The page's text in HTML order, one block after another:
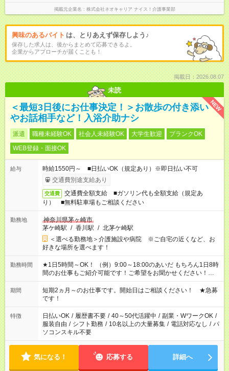
掲載元企業名 株式会社ネオキャリア ナイス！介護事業部
興味のあるバイト は、とりあえず保存しよう♪
保存した求人は、後からまとめて応募できるよ。
企業からアプローチが届くことも！
掲載日：2026.08.07
未読
NEW
＜最短3日後にお仕事決定！＞お散歩の付き添い
やお話相手など！入浴介助ナシ
派遣 職種未経験OK 社会人未経験OK 大学生歓迎
ブランクOK
WEB登録・面接OK
給与
時給1550円～ ■日払いOK（規定あり）※即日払い不可
交通費別途支給あり
交通費
交通費全額支給 ■ガソリン代も全額支給（規定あ
り） ■無料駐車場もご相談ください
勤務地
神奈川県茅ヶ崎市
茅ケ崎駅 / 香川駅 / 北茅ケ崎駅
＜選べる勤務地＞介護施設や病院 ※ご自宅の近くなど、お
好きな場所を選べます！
勤務時間
★1日5時間～OK！ （例）9:00～18:00のあいだ もちろん1日8時
間のお仕事もご紹介可能です！ご希望をお聞かせください！★家
庭の都合でお休みが必要な場合も遠慮なくご相談ください。 ※
週最低15時間以上の勤務が必要です
期間
短期2ヵ月～のお仕事です。開始日はご相談ください！ ★急募
です！
特徴 日払いOK / 履歴書不要 / 40～50代活躍中 / 副業・WワークOK /
服装自由 / シフト勤務 / 10名以上の大量募集 / 電話対応なし / パ
ソコンスキル不要
気になる！ 応募する 詳細へ